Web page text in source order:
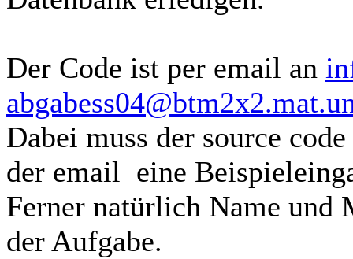
Der Code ist per email an
Dabei muss der source
der email eine
Ferner natürlich Name
der Aufgabe.